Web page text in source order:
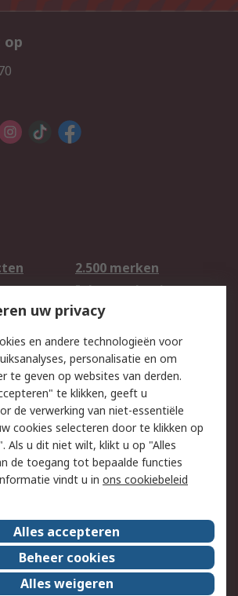
op
2.500 merken
Inkoopoplossingen
Technisch advies
Email veiligheid
Websitevoorwaarden
Over ons
Werken bij RS
uw privacy
en andere technologieën voor
personalisatie en om
te geven op websites van derden.
te klikken, geeft u
de verwerking van niet-essentiële
cookies selecteren door te klikken op
Als u dit niet wilt, klikt u op "Alles
de toegang tot bepaalde functies
vindt u in ons cookiebeleid
Alles accepteren
Beheer cookies
Alles weigeren